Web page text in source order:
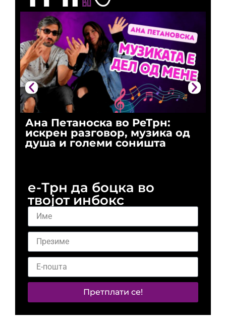
Ана Петаноска во РеТрн:
искрен разговор, музика од
душа и големи соништа
е-Трн да боцка во
твојот инбокс
Претплати се!